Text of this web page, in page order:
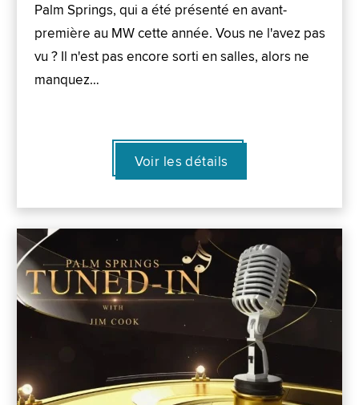
Palm Springs, qui a été présenté en avant-
première au MW cette année. Vous ne l'avez pas
vu ? Il n'est pas encore sorti en salles, alors ne
manquez…
Voir les détails